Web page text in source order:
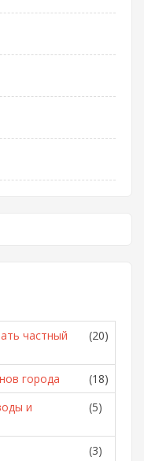
частный
(20)
города
(18)
и
(5)
(3)